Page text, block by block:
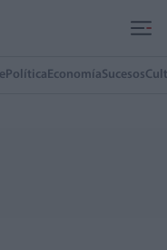
Política EconomíaSucesos